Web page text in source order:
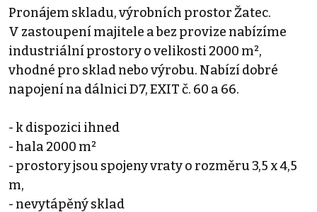
Pronájem skladu, výrobních prostor Žatec.
V zastoupení majitele a bez provize nabízíme
industriální prostory o velikosti 2000 m²,
vhodné pro sklad nebo výrobu. Nabízí dobré
napojení na dálnici D7, EXIT č. 60 a 66.
- k dispozici ihned
- hala 2000 m²
- prostory jsou spojeny vraty o rozměru 3,5 x 4,5
m,
- nevytápěný sklad